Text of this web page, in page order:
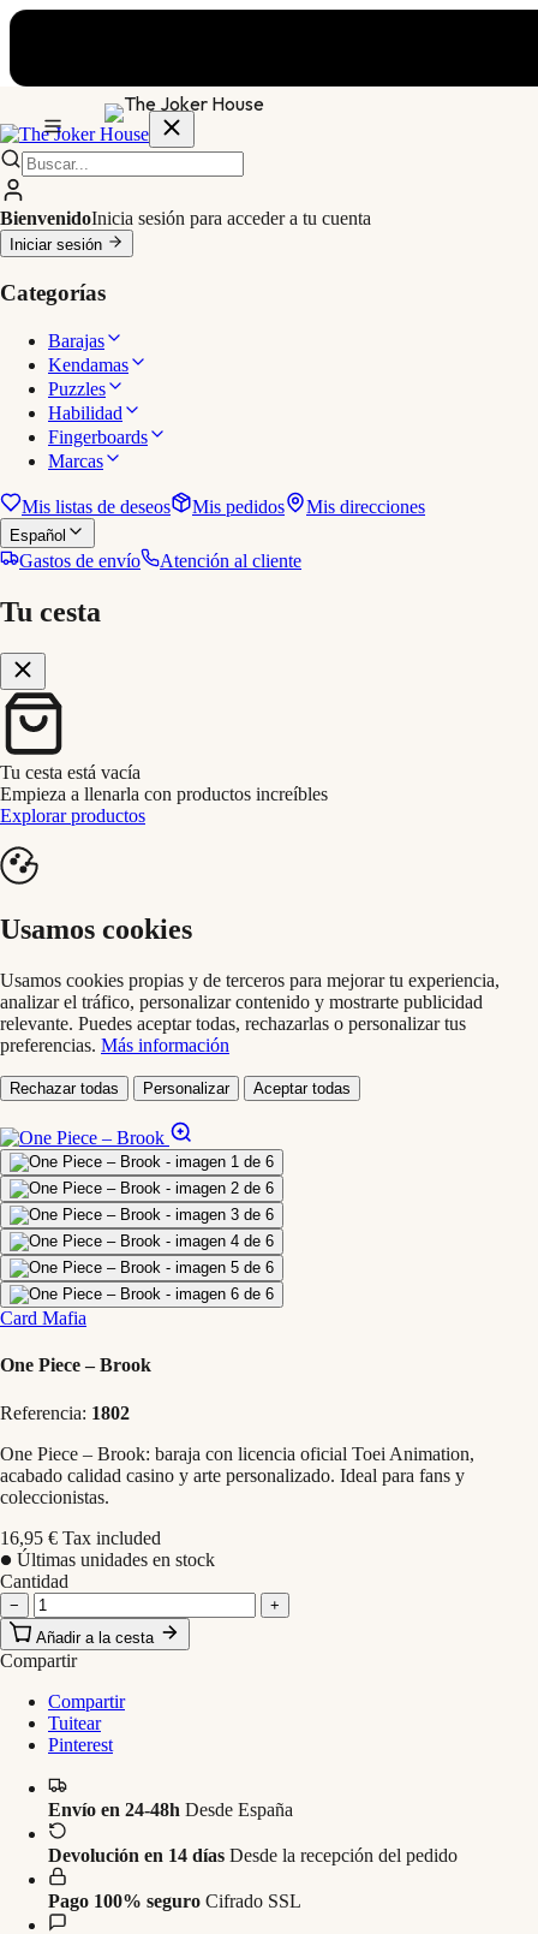
BienvenidoInicia sesión para acceder a tu cuenta
Iniciar sesión
Categorías
Barajas
Kendamas
Puzzles
Habilidad
Fingerboards
Marcas
Mis listas de deseos Mis pedidos Mis direcciones
Español
Gastos de envío Atención al cliente
Tu cesta
Tu cesta está vacía
Empieza a llenarla con productos increíbles
Explorar productos
Usamos cookies
Usamos cookies propias y de terceros para mejorar tu experiencia,
analizar el tráfico, personalizar contenido y mostrarte publicidad
relevante. Puedes aceptar todas, rechazarlas o personalizar tus
preferencias. Más información
Rechazar todas Personalizar Aceptar todas
Card Mafia
One Piece – Brook
Referencia: 1802
One Piece – Brook: baraja con licencia oficial Toei Animation,
acabado calidad casino y arte personalizado. Ideal para fans y
coleccionistas.
16,95 € Tax included
Últimas unidades en stock
Cantidad
−
+
Añadir a la cesta
Compartir
Compartir
Tuitear
Pinterest
Envío en 24-48h Desde España
Devolución en 14 días Desde la recepción del pedido
Pago 100% seguro Cifrado SSL